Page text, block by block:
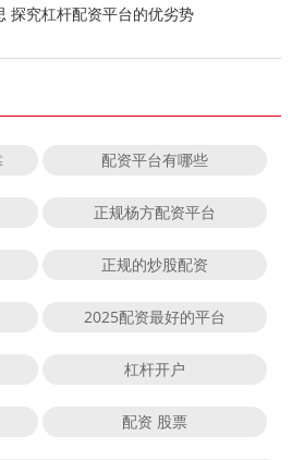
探究杠杆配资平台的优劣势
配资平台有哪些
正规杨方配资平台
正规的炒股配资
2025配资最好的平台
杠杆开户
配资 股票